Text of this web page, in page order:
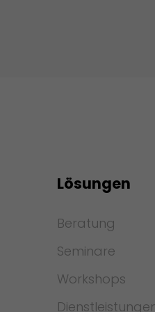
Lösungen
Beratung
Seminare
Workshops